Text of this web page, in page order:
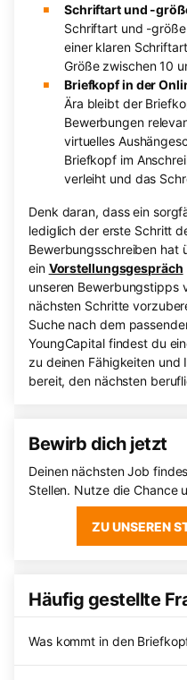
Schriftart und -
Schriftart und -
einer klaren
Größe zwischen 10
Briefkopf in der
Ära bleibt der
Bewerbungen
virtuelles
Briefkopf im
verleiht und das
Denk daran, dass ein
lediglich der erste Schritt
Bewerbungsschreiben hat
ein Vorstellungsgespräch
unseren Bewerbungstipps
nächsten Schritte
Suche nach dem
YoungCapital findest du
zu deinen Fähigkeiten und
bereit, den nächsten
Bewirb dich jetzt
Deinen nächsten Job
Stellen. Nutze die Chance
ZU UNSEREN
Häufig gestellte
Was kommt in den